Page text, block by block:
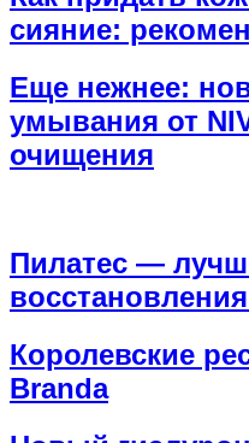
сияние:
Еще нежнее:
умывания от
очищения
Пилатес —
Королевские
Branda